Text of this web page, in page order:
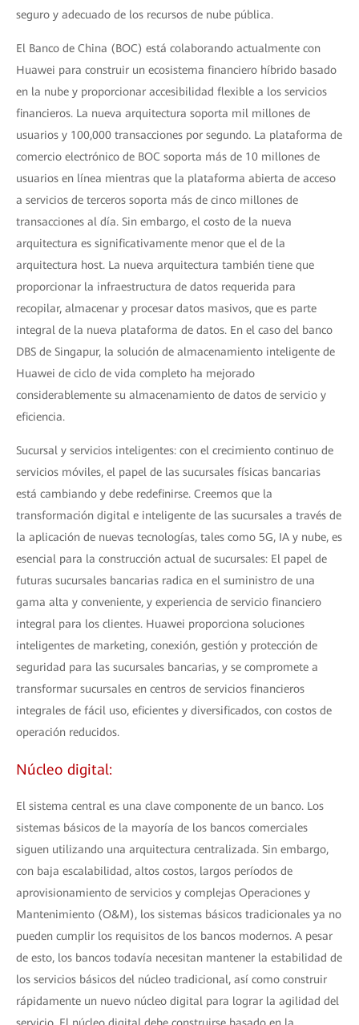
seguro y adecuado de los recursos de nube pública.
El Banco de China (BOC) está colaborando actualmente con
Huawei para construir un ecosistema financiero híbrido basado
en la nube y proporcionar accesibilidad flexible a los servicios
financieros. La nueva arquitectura soporta mil millones de
usuarios y 100,000 transacciones por segundo. La plataforma de
comercio electrónico de BOC soporta más de 10 millones de
usuarios en línea mientras que la plataforma abierta de acceso
a servicios de terceros soporta más de cinco millones de
transacciones al día. Sin embargo, el costo de la nueva
arquitectura es significativamente menor que el de la
arquitectura host. La nueva arquitectura también tiene que
proporcionar la infraestructura de datos requerida para
recopilar, almacenar y procesar datos masivos, que es parte
integral de la nueva plataforma de datos. En el caso del banco
DBS de Singapur, la solución de almacenamiento inteligente de
Huawei de ciclo de vida completo ha mejorado
considerablemente su almacenamiento de datos de servicio y
eficiencia.
Sucursal y servicios inteligentes: con el crecimiento continuo de
servicios móviles, el papel de las sucursales físicas bancarias
está cambiando y debe redefinirse. Creemos que la
transformación digital e inteligente de las sucursales a través de
la aplicación de nuevas tecnologías, tales como 5G, IA y nube, es
esencial para la construcción actual de sucursales: El papel de
futuras sucursales bancarias radica en el suministro de una
gama alta y conveniente, y experiencia de servicio financiero
integral para los clientes. Huawei proporciona soluciones
inteligentes de marketing, conexión, gestión y protección de
seguridad para las sucursales bancarias, y se compromete a
transformar sucursales en centros de servicios financieros
integrales de fácil uso, eficientes y diversificados, con costos de
operación reducidos.
Núcleo digital:
El sistema central es una clave componente de un banco. Los
sistemas básicos de la mayoría de los bancos comerciales
siguen utilizando una arquitectura centralizada. Sin embargo,
con baja escalabilidad, altos costos, largos períodos de
aprovisionamiento de servicios y complejas Operaciones y
Mantenimiento (O&M), los sistemas básicos tradicionales ya no
pueden cumplir los requisitos de los bancos modernos. A pesar
de esto, los bancos todavía necesitan mantener la estabilidad de
los servicios básicos del núcleo tradicional, así como construir
rápidamente un nuevo núcleo digital para lograr la agilidad del